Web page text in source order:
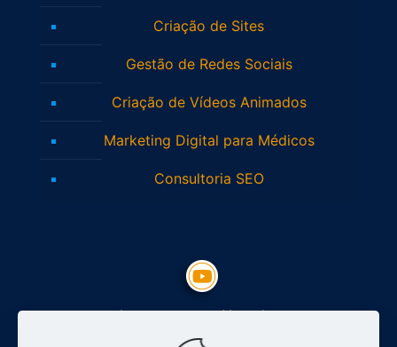
Criação de Sites
Gestão de Redes Sociais
Criação de Vídeos Animados
Marketing Digital para Médicos
Consultoria SEO
Inscreva-se no Youtube